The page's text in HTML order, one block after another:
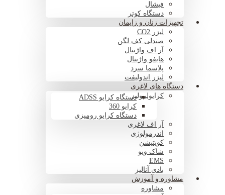
فیشال
دستگاه کوتر
تجهیزات زنان و زایمان
لیزر CO2
صندلی کف لگن
آر اف واژینال
هایفو واژینال
پلاسما سرد
لیزر اندولیفت
دستگاه های لاغری
کرایولیپولیزدستگاه کرایو ADSS
کرایو 360
دستگاه کرایو رومیزی
آر اف لاغری
اندرمولوژی
کویتیشن
شاک ویو
EMS
بادی آنالیز
مشاوره و آموزش
مشاوره